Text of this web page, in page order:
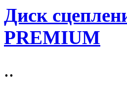
Диск
PREMIUM
..